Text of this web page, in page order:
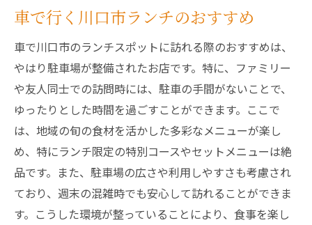
車で行く川口市ランチのおすすめ
車で川口市のランチスポットに訪れる際のおすすめは、
やはり駐車場が整備されたお店です。特に、ファミリー
や友人同士での訪問時には、駐車の手間がないことで、
ゆったりとした時間を過ごすことができます。ここで
は、地域の旬の食材を活かした多彩なメニューが楽し
め、特にランチ限定の特別コースやセットメニューは絶
品です。また、駐車場の広さや利用しやすさも考慮され
ており、週末の混雑時でも安心して訪れることができま
す。こうした環境が整っていることにより、食事を楽し